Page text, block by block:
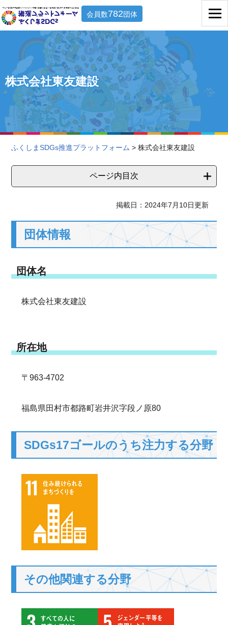
会員数782団体
株式会社東友建設
ふくしまSDGs推進プラットフォーム > 株式会社東友建設
ページ内目次
掲載日：2024年7月10日更新
団体情報
団体名
株式会社東友建設
所在地
〒963-4702
福島県田村市都路町岩井沢字段ノ原80
SDGs17ゴールのうち注力する分野
その他関連する分野